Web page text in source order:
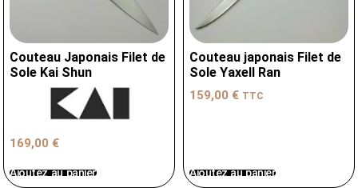
Couteau Japonais Filet de
Sole Kai Shun
169,00 €
Ajoutez au panier
Couteau japonais Filet de
Sole Yaxell Ran
159,00 € TTC
Ajoutez au panier